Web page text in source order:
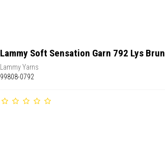
Lammy Soft Sensation Garn 792 Lys Brun
Lammy Yarns
99808-0792